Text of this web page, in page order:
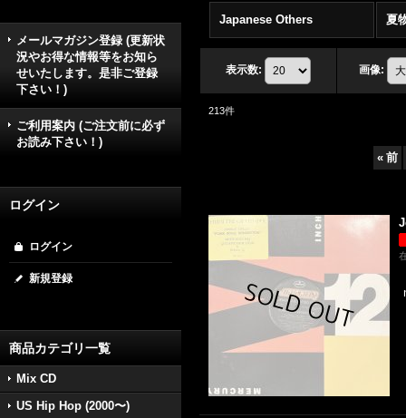
メールマガジン登録 (更新状
況やお得な情報等をお知ら
せいたします。是非ご登録
下さい！)
ご利用案内 (ご注文前に必ず
お読み下さい！)
ログイン
ログイン
新規登録
商品カテゴリ一覧
Mix CD
US Hip Hop (2000〜)
Japanese Others 夏
表示数: 画像:
213件
« 前